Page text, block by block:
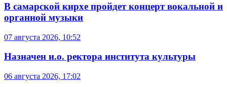
В самарской кирхе пройдет концерт вокальной и
органной музыки
07 августа 2026, 10:52
Назначен и.о. ректора института культуры
06 августа 2026, 17:02